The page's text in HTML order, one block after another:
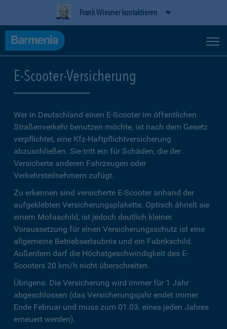
Frank Wiesner kontaktieren
E-Scooter-Versicherung
Wer in Deutschland einen E-Scooter im öffentlichen
Straßenverkehr benutzen möchte, ist nach dem Gesetz
verpflichtet, eine Kfz-Haftpflichtversicherung
abzuschließen. Sie tritt ein für Schäden, die der
Versicherte anderen Fahrzeugen oder
Verkehrsteilnehmern zufügt.
Zu erkennen sind versicherte E-Scooter anhand der
aufgeklebten Versicherungsplakette. Optisch ähnelt sie
einem Mofaschild, ist jedoch deutlich kleiner.
Voraussetzung für einen Versicherungsschutz ist eine
allgemeine Betriebserlaubnis und ein Fabrikschild.
Außerdem darf die Höchstgeschwindigkeit des E-
Scooters 20 km/h nicht überschreiten.
Übrigens: Die Versicherung wird immer für 1 Jahr
abgeschlossen (das Versicherungsjahr endet immer
Ende Februar und muss zum 01.03. eines jeden Jahres
erneuert werden).